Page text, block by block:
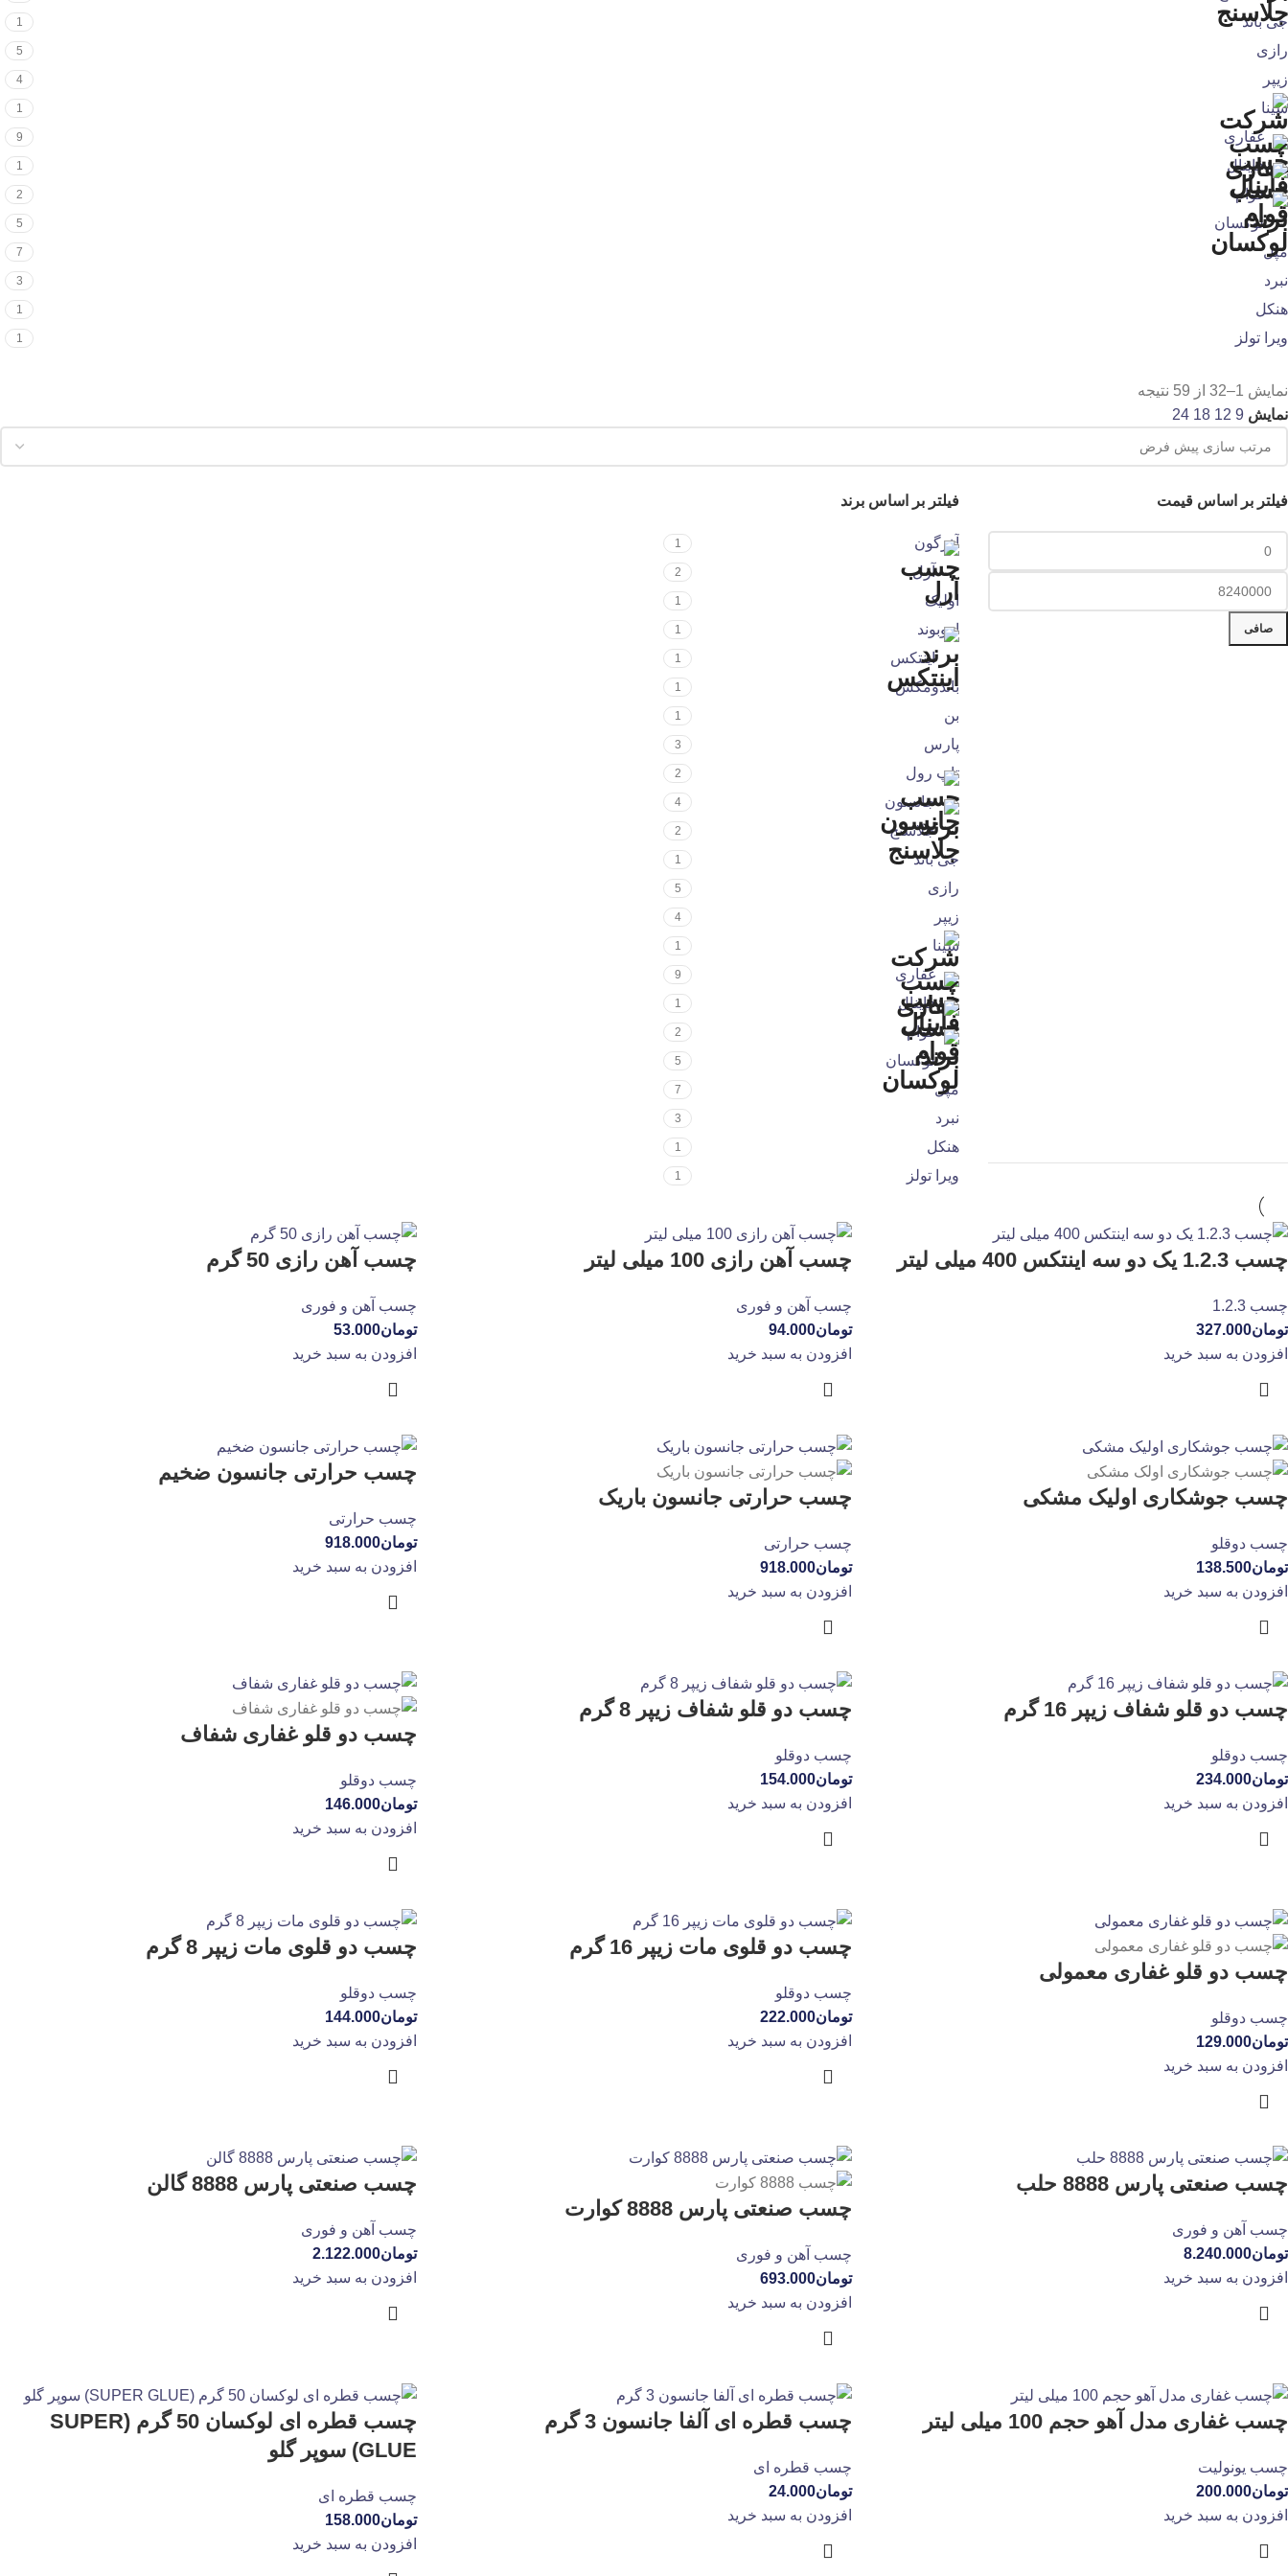
جی باند 1
رازی 5
زیپر 4
سینا 1
غفاری 9
فاینال 1
قوام 2
لوکسان 5
مپل 7
نبرد 3
هنکل 1
ویرا تولز 1
نمایش 1–32 از 59 نتیجه
نمایش 9
12
18
24
فیلتر بر اساس قیمت
صافی
فیلتر بر اساس برند
آذرگون 1
آرل 2
اولیک 1
اووبوند 1
اینتکس 1
باندومکس 1
بن 1
پارس 3
تاپ رول 2
جانسون 4
جلاسنج 2
جی باند 1
رازی 5
زیپر 4
سینا 1
غفاری 9
فاینال 1
قوام 2
لوکسان 5
مپل 7
نبرد 3
هنکل 1
ویرا تولز 1
چسب 1.2.3 یک دو سه اینتکس 400 میلی لیتر
چسب 1.2.3
تومان327.000
افزودن به سبد خرید
چسب آهن رازی 100 میلی لیتر
چسب آهن و فوری
تومان94.000
افزودن به سبد خرید
چسب آهن رازی 50 گرم
چسب آهن و فوری
تومان53.000
افزودن به سبد خرید
چسب جوشکاری اولیک مشکی
چسب دوقلو
تومان138.500
افزودن به سبد خرید
چسب حرارتی جانسون باریک
چسب حرارتی
تومان918.000
افزودن به سبد خرید
چسب حرارتی جانسون ضخیم
چسب حرارتی
تومان918.000
افزودن به سبد خرید
چسب دو قلو شفاف زیپر 16 گرم
چسب دوقلو
تومان234.000
افزودن به سبد خرید
چسب دو قلو شفاف زیپر 8 گرم
چسب دوقلو
تومان154.000
افزودن به سبد خرید
چسب دو قلو غفاری شفاف
چسب دوقلو
تومان146.000
افزودن به سبد خرید
چسب دو قلو غفاری معمولی
چسب دوقلو
تومان129.000
افزودن به سبد خرید
چسب دو قلوی مات زیپر 16 گرم
چسب دوقلو
تومان222.000
افزودن به سبد خرید
چسب دو قلوی مات زیپر 8 گرم
چسب دوقلو
تومان144.000
افزودن به سبد خرید
چسب صنعتی پارس 8888 حلب
چسب آهن و فوری
تومان8.240.000
افزودن به سبد خرید
چسب صنعتی پارس 8888 کوارت
چسب آهن و فوری
تومان693.000
افزودن به سبد خرید
چسب صنعتی پارس 8888 گالن
چسب آهن و فوری
تومان2.122.000
افزودن به سبد خرید
چسب غفاری مدل آهو حجم 100 میلی لیتر
چسب یونولیت
تومان200.000
افزودن به سبد خرید
چسب قطره ای آلفا جانسون 3 گرم
چسب قطره ای
تومان24.000
افزودن به سبد خرید
چسب قطره ای لوکسان 50 گرم (SUPER
GLUE) سوپر گلو
چسب قطره ای
تومان158.000
افزودن به سبد خرید